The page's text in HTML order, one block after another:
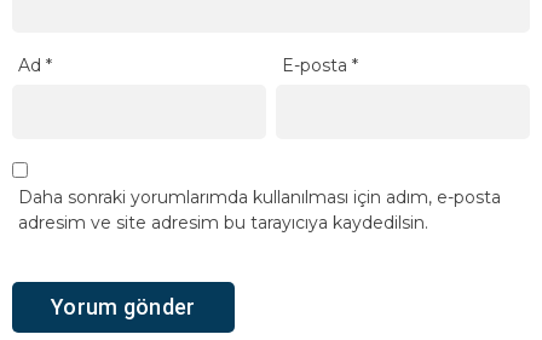
Ad * E-posta*
Daha sonraki yorumlarımda kullanılması için adım, e-posta
adresim ve site adresim bu tarayıcıya kaydedilsin.